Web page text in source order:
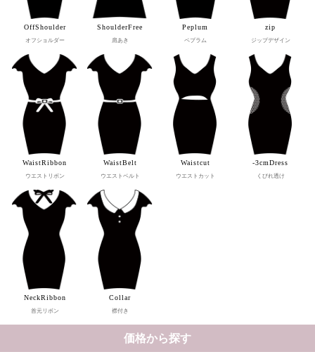
OriginalBrand
OffShoulder
オフショルダー
ShoulderFree
肩あき
Peplum
ペプラム
zip
ジップデザイン
WaistRibbon
ウエストリボン
WaistBelt
ウエストベルト
Waistcut
ウエストカット
-3cmDress
くびれ透け
NeckRibbon
首元リボン
Collar
襟付き
価格から探す